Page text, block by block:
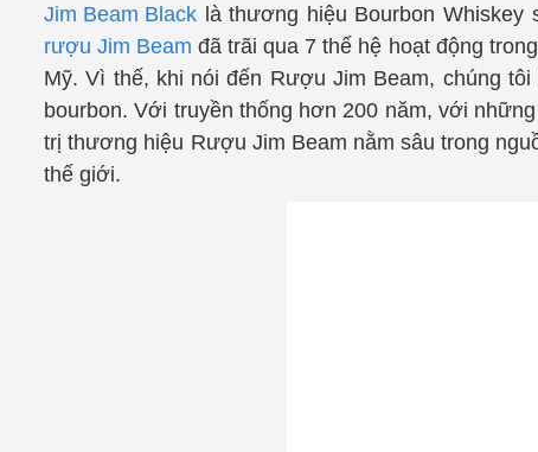
Jim Beam Black là thương hiệu Bourbon
rượu Jim Beam đã trãi qua 7 thế hệ hoạt động
Mỹ. Vì thế, khi nói đến Rượu Jim Beam, chúng
bourbon. Với truyền thống hơn 200 năm, với
trị thương hiệu Rượu Jim Beam nằm sâu trong
thế giới.